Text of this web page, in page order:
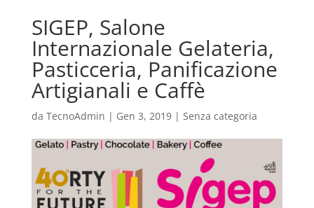
SIGEP, Salone
Internazionale Gelateria,
Pasticceria, Panificazione
Artigianali e Caffè
da TecnoAdmin | Gen 3, 2019| Senza categoria